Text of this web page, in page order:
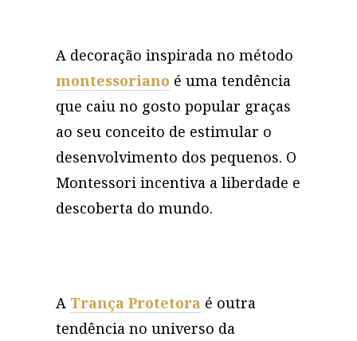
A decoração inspirada no método
montessoriano é uma tendência
que caiu no gosto popular graças
ao seu conceito de estimular o
desenvolvimento dos pequenos. O
Montessori incentiva a liberdade e
descoberta do mundo.
A Trança Protetora é outra
tendência no universo da